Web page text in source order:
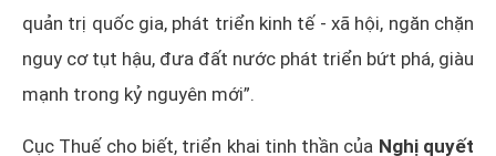
quản trị quốc gia, phát triển kinh tế - xã hội, ngăn chặn
nguy cơ tụt hậu, đưa đất nước phát triển bứt phá, giàu
mạnh trong kỷ nguyên mới”.
Cục Thuế cho biết, triển khai tinh thần của Nghị quyết